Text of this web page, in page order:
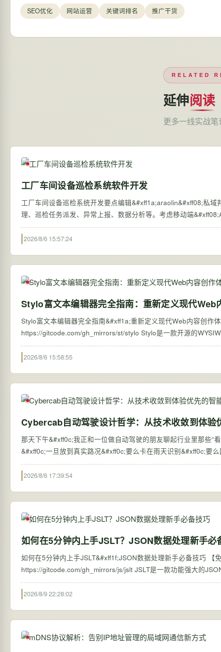
SEO优化 网站运营 关键词排名 推广干货
RELATED
延伸阅读
更多一线实战
工厂车间设备巡检系统软件开发
工厂车间设备巡检系统开发要点编辑&#xff1a;araolin&#xff08;私
理、巡检任务派发、异常上报、数据分析等。考虑移动端
2026/8/6 15:57:24
Stylo富文本编辑器完全指南：重新定义现代Web
Stylo富文本编辑器完全指南&#xff1a;重新定义现代Web内容创作体验
https://gitcode.com/gh_mirrors/st/
2026/8/6 15:58:55
Cybercab自动驾驶设计哲学：从技术收敛到体验
那天下午&#xff0c;我正和一位做自动驾驶的朋友聊起行业里那些“
&#xff0c;一旦放到真实路况&#xff0c;要么卡在雨天识别&#xff0c;要
2026/8/6 17:39:54
如何在5分钟内上手JSLT？JSON数据处理新手必
如何在5分钟内上手JSLT&#xff1f;JSON数据处理新手必备技巧 【免
https://gitcode.com/gh_mirrors/js/jslt
2026/8/9 22:28:02